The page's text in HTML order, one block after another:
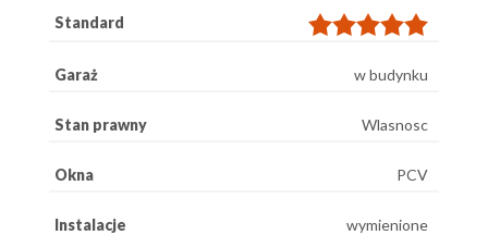
Standard
Garaż w budynku
Stan prawny Wlasnosc
Okna PCV
Instalacje wymienione